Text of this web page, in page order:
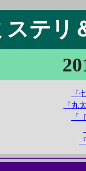
ステリ
『
『丸
『